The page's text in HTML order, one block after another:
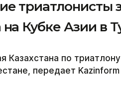
триатлонисты
Кубке Азии в
Казахстана по
передает